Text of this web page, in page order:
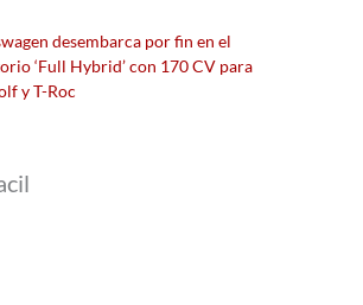
desembarca por fin en el
‘Full Hybrid’ con 170 CV para
y T-Roc